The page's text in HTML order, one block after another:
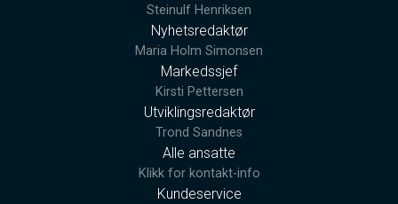
Steinulf Henriksen
Nyhetsredaktør
Maria Holm Simonsen
Markedssjef
Kirsti Pettersen
Utviklingsredaktør
Trond Sandnes
Alle ansatte
Klikk for kontakt-info
Kundeservice